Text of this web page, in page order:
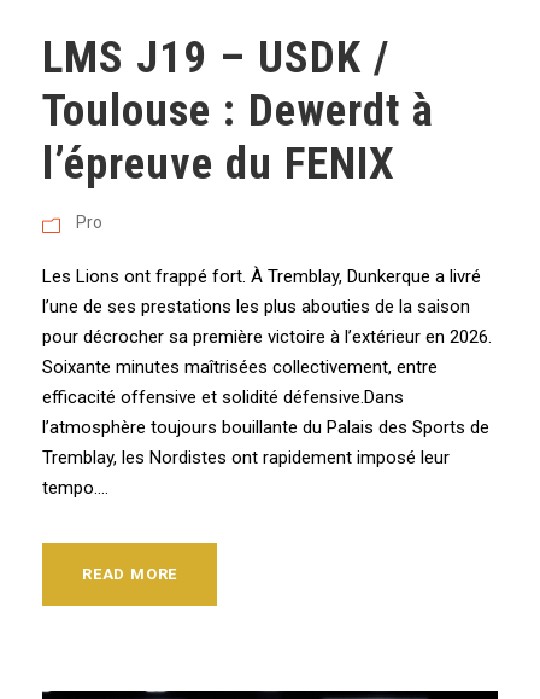
LMS J19 – USDK /
Toulouse : Dewerdt à
l’épreuve du FENIX
Pro
Les Lions ont frappé fort. À Tremblay, Dunkerque a livré
l’une de ses prestations les plus abouties de la saison
pour décrocher sa première victoire à l’extérieur en 2026.
Soixante minutes maîtrisées collectivement, entre
efficacité offensive et solidité défensive.Dans
l’atmosphère toujours bouillante du Palais des Sports de
Tremblay, les Nordistes ont rapidement imposé leur
tempo....
READ MORE